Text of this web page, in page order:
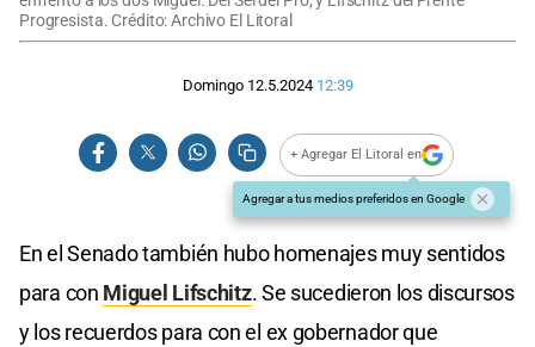
Progresista. Crédito: Archivo El Litoral
Domingo 12.5.2024 12:39
+ Agregar El Litoral en
Agregar a tus medios preferidos en Google
En el Senado también hubo homenajes muy sentidos
para con Miguel Lifschitz. Se sucedieron los discursos
y los recuerdos para con el ex gobernador que